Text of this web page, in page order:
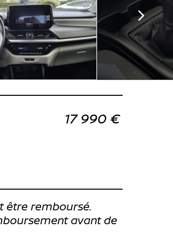
17 990 €
être remboursé.
avant de